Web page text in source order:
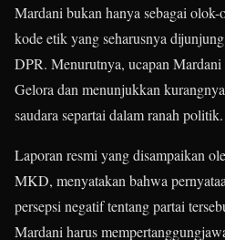
Mardani bukan hanya sebagai
kode etik yang seharusnya
DPR. Menurutnya, ucapan
Gelora dan menunjukkan
saudara separtai dalam ranah politik.
​Laporan resmi yang disampaikan
MKD, menyatakan bahwa
persepsi negatif tentang partai
Mardani harus